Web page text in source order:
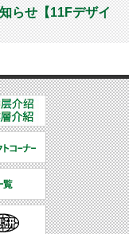
らせ【11Fデザイ